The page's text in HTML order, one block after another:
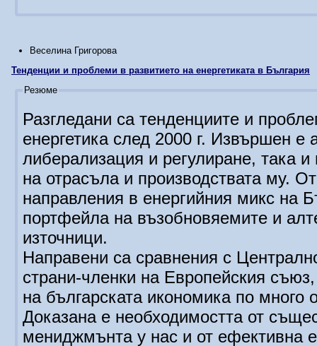
Веселина Григорова
Тенденции и проблеми в развитието на енергетиката в България
Резюме
Разгледани са тенденциите и
енергетика след 2000 г. Извършен е
либерализация и регулиране, така и
на отрасъла и производствата му.
направления в енергийния микс на
портфейла на възобновяемите и
източници.
Направени са сравнения с
страни-членки на Европейския
на българската икономика по много
Доказана е необходимостта от
мениджмънта у нас и от ефективна